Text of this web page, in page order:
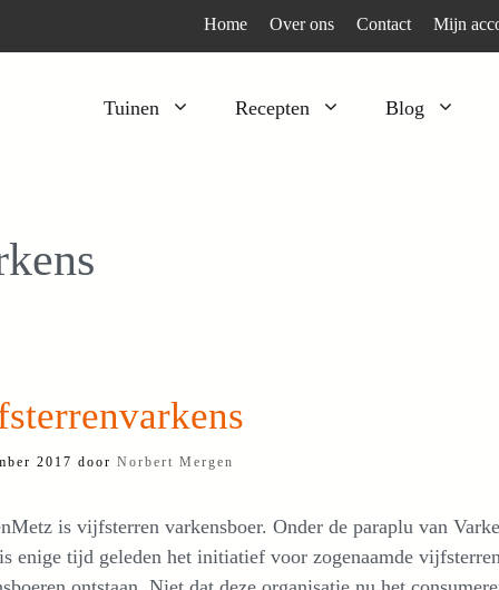
Home Over ons Contact Mijn
Tuinen Recepten Blog
2017 door Norbert Mergen
is vijfsterren varkensboer. Onder de paraplu van
enige tijd geleden het initiatief voor zogenaamde